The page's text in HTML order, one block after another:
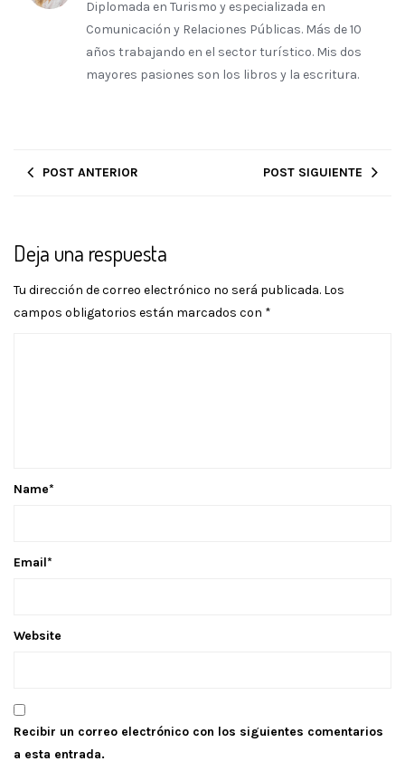
Diplomada en Turismo y especializada en
Comunicación y Relaciones Públicas. Más de 10
años trabajando en el sector turístico. Mis dos
mayores pasiones son los libros y la escritura.
POST ANTERIOR POST SIGUIENTE
Deja una respuesta
Tu dirección de correo electrónico no será publicada. Los
campos obligatorios están marcados con *
Name*
Email*
Website
Recibir un correo electrónico con los siguientes comentarios
a esta entrada.